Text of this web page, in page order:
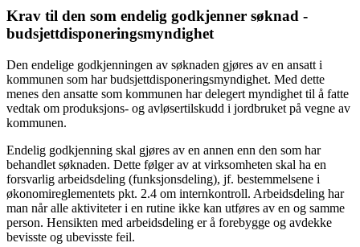
Krav til den som endelig godkjenner søknad -
budsjettdisponeringsmyndighet
Den endelige godkjenningen av søknaden gjøres av en ansatt i
kommunen som har budsjettdisponeringsmyndighet. Med dette
menes den ansatte som kommunen har delegert myndighet til å fatte
vedtak om produksjons- og avløsertilskudd i jordbruket på vegne av
kommunen.
Endelig godkjenning skal gjøres av en annen enn den som har
behandlet søknaden. Dette følger av at virksomheten skal ha en
forsvarlig arbeidsdeling (funksjonsdeling), jf. bestemmelsene i
økonomireglementets pkt. 2.4 om internkontroll. Arbeidsdeling har
man når alle aktiviteter i en rutine ikke kan utføres av en og samme
person. Hensikten med arbeidsdeling er å forebygge og avdekke
bevisste og ubevisste feil.